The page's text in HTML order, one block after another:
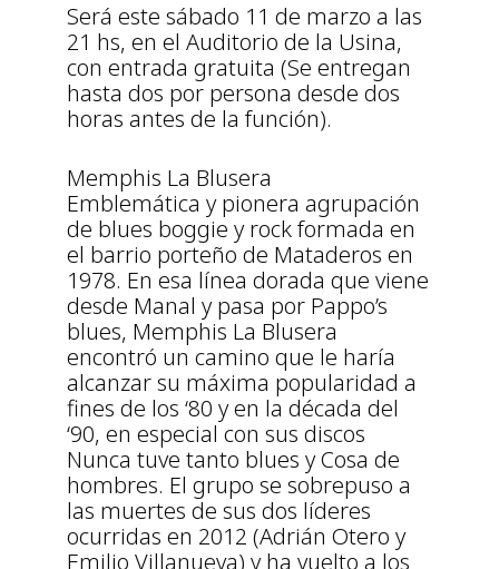
Será este sábado 11 de marzo a las
21 hs, en el Auditorio de la Usina,
con entrada gratuita (Se entregan
hasta dos por persona desde dos
horas antes de la función).
Memphis La Blusera
Emblemática y pionera agrupación
de blues boggie y rock formada en
el barrio porteño de Mataderos en
1978. En esa línea dorada que viene
desde Manal y pasa por Pappo’s
blues, Memphis La Blusera
encontró un camino que le haría
alcanzar su máxima popularidad a
fines de los ‘80 y en la década del
‘90, en especial con sus discos
Nunca tuve tanto blues y Cosa de
hombres. El grupo se sobrepuso a
las muertes de sus dos líderes
ocurridas en 2012 (Adrián Otero y
Emilio Villanueva) y ha vuelto a los